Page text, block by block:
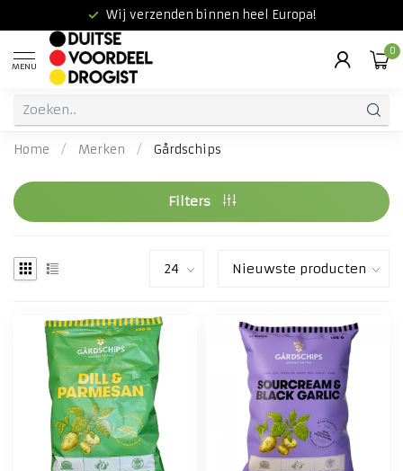
Wij verzenden binnen heel Europa!
MENU
0
Home / Merken / Gårdschips
Filters